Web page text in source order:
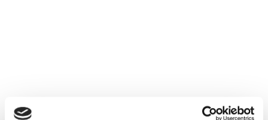
Bekijk de 5 sterren camping aanbieders